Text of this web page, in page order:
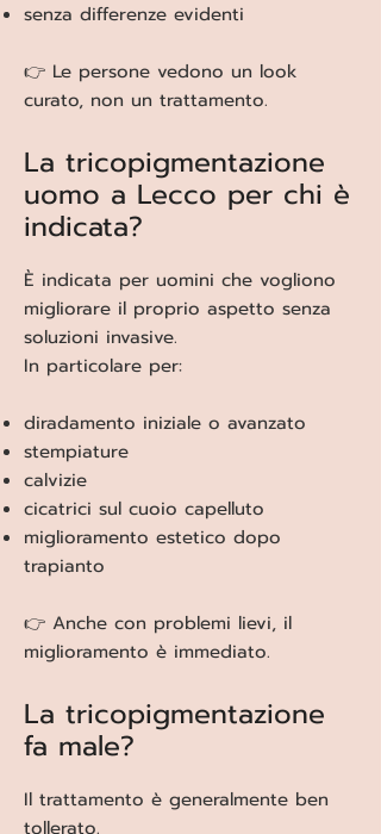
senza differenze evidenti
👉 Le persone vedono un look
curato, non un trattamento.
La tricopigmentazione
uomo a Lecco per chi è
indicata?
È indicata per uomini che vogliono
migliorare il proprio aspetto senza
soluzioni invasive.
In particolare per:
diradamento iniziale o avanzato
stempiature
calvizie
cicatrici sul cuoio capelluto
miglioramento estetico dopo
trapianto
👉 Anche con problemi lievi, il
miglioramento è immediato.
La tricopigmentazione
fa male?
Il trattamento è generalmente ben
tollerato.